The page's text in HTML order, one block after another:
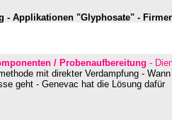
- Applikationen "Glyphosate" -
/ Probenaufbereitung -
mit direkter Verdampfung -
geht - Genevac hat die Lösung dafür